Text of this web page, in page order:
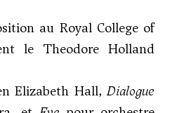
au Royal College of
le Theodore Holland
Elizabeth Hall,Dialogue